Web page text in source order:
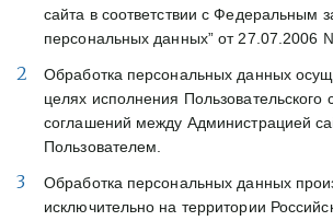
сайта в соответствии с Федеральным
персональных данных” от 27.07.2006
Обработка персональных данных
целях исполнения
соглашений между Администрацией
Пользователем.
Обработка персональных данных
исключительно на территории